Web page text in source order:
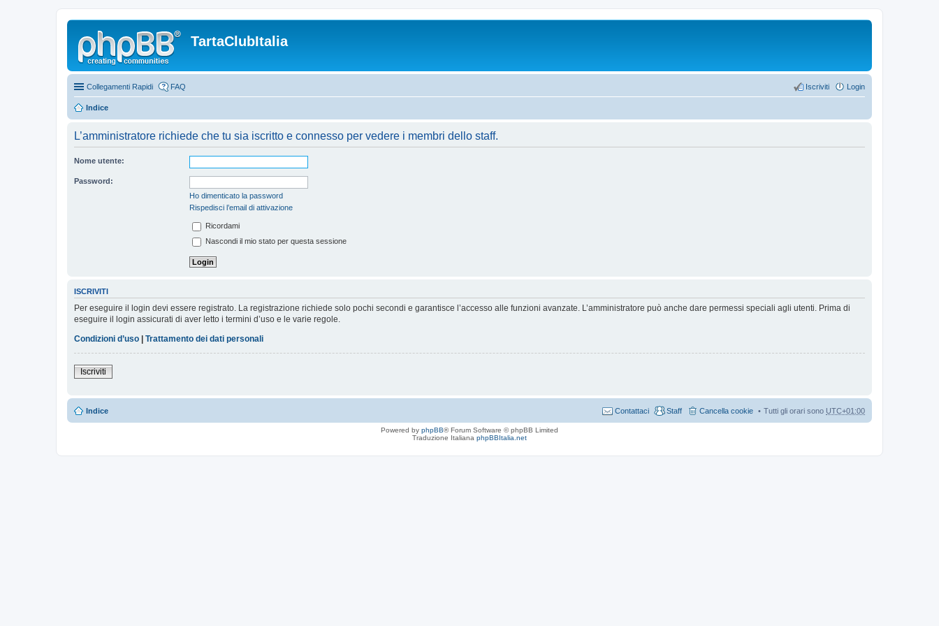
TartaClubItalia
Collegamenti Rapidi FAQ Login
Iscriviti
Indice
L’amministratore richiede che tu sia iscritto e connesso per vedere i membri dello staff.
Nome utente:
Password:
Ho dimenticato la password
Rispedisci l’email di attivazione
Ricordami
Nascondi il mio stato per questa sessione
ISCRIVITI
Per eseguire il login devi essere registrato. La registrazione richiede solo pochi secondi e garantisce l’accesso alle funzioni avanzate. L’amministratore può anche dare permessi speciali agli utenti. Prima di
eseguire il login assicurati di aver letto i termini d’uso e le varie regole.
Condizioni d’uso | Trattamento dei dati personali
Iscriviti
Indice Tutti gli orari sono UTC+01:00
Cancella cookie
Staff
Contattaci
Powered by phpBB® Forum Software © phpBB Limited
Traduzione Italiana phpBBItalia.net